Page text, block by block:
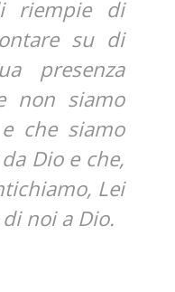
riempie di
su di
presenza
non siamo
che siamo
Dio e che,
Lei
noi a Dio.